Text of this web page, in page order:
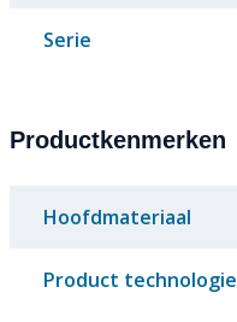
Serie
Productkenmerken
Hoofdmateriaal
Product technologie